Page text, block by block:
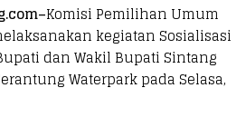
Komisi Pemilihan Umum
kegiatan Sosialisasi
dan Wakil Bupati Sintang
Waterpark pada Selasa,